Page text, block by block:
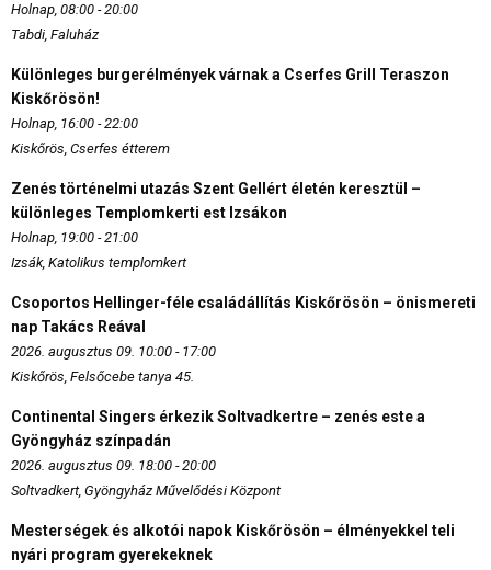
Holnap, 08:00 - 20:00
Tabdi, Faluház
Különleges burgerélmények várnak a Cserfes Grill Teraszon
Kiskőrösön!
Holnap, 16:00 - 22:00
Kiskőrös, Cserfes étterem
Zenés történelmi utazás Szent Gellért életén keresztül –
különleges Templomkerti est Izsákon
Holnap, 19:00 - 21:00
Izsák, Katolikus templomkert
Csoportos Hellinger-féle családállítás Kiskőrösön – önismereti
nap Takács Reával
2026. augusztus 09. 10:00 - 17:00
Kiskőrös, Felsőcebe tanya 45.
Continental Singers érkezik Soltvadkertre – zenés este a
Gyöngyház színpadán
2026. augusztus 09. 18:00 - 20:00
Soltvadkert, Gyöngyház Művelődési Központ
Mesterségek és alkotói napok Kiskőrösön – élményekkel teli
nyári program gyerekeknek